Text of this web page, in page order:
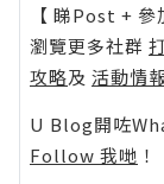
【 睇Post + 參
瀏覽更多社群
攻略及 活動情
U Blog開咗
Follow 我哋 ！